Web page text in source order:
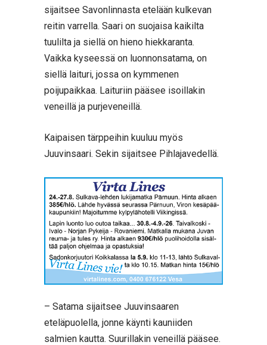
sijaitsee Savonlinnasta etelään kulkevan
reitin varrella. Saari on suojaisa kaikilta
tuulilta ja siellä on hieno hiekkaranta.
Vaikka kyseessä on luonnonsatama, on
siellä laituri, jossa on kymmenen
poijupaikkaa. Laituriin pääsee isoillakin
veneillä ja purjeveneillä.
Kaipaisen tärppeihin kuuluu myös
Juuvinsaari. Sekin sijaitsee Pihlajavedellä.
– Satama sijaitsee Juuvinsaaren
eteläpuolella, jonne käynti kauniiden
salmien kautta. Suurillakin veneillä pääsee.